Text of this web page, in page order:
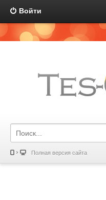
Войти
Полная версия сайта